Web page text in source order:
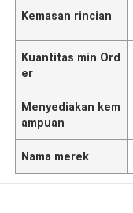
Kemasan rincian
Kuantitas min Ord
er
Menyediakan kem
ampuan
Nama merek